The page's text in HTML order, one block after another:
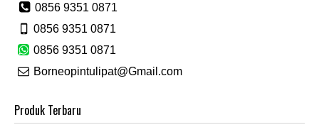
0856 9351 0871
0856 9351 0871
0856 9351 0871
Borneopintulipat@Gmail.com
Produk Terbaru